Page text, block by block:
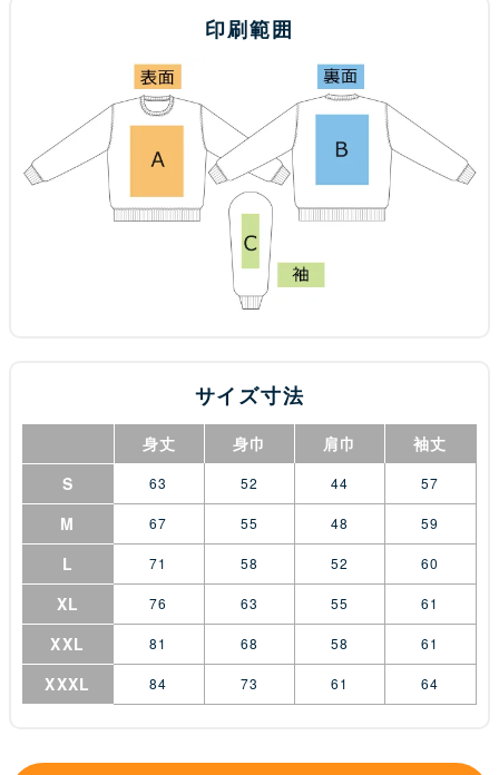
印刷範囲
サイズ寸法
身丈 身巾 肩巾
袖丈
S
63 52 44 57
M 67 55 48 59
L 71 58 52 60
XL 76 63 55 61
XXL 81 68 58 61
XXXL 84 73 61 64